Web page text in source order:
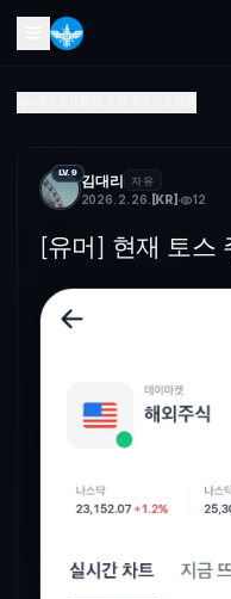
LV.9 김대리 자유
2026. 2. 26. [KR] 12
[유머] 현재 토스